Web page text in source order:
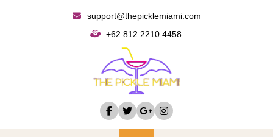
support@thepicklemiami.com
+62 812 2210 4458